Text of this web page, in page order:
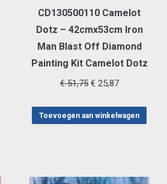
CD130500110 Camelot
Dotz – 42cmx53cm Iron
Man Blast Off Diamond
Painting Kit Camelot Dotz
€51,75 Oorspronkelijke
was:
€25,87Huidige
is:
Toevoegen aan winkelwagen